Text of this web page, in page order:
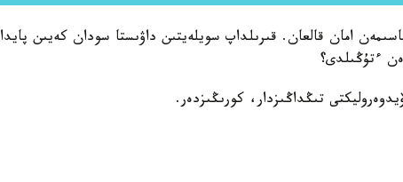
امان قالعان. قىرىلداپ سويلەيتىن داۋىستا سودان كەيىن پايدا
ءتۇڭىلدى؟
تىڭداڭىزدار، كورىڭىزدەر.